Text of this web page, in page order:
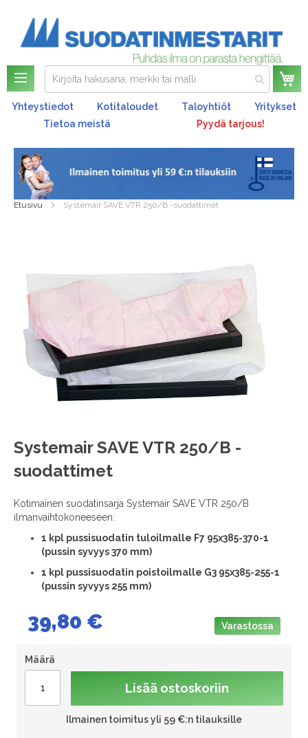
Yhteystiedot Kotitaloudet Taloyhtiöt
Yritykset
Tietoa meistä
Pyydä tarjous!
Etusivu Systemair SAVE VTR 250/B -suodattimet
Systemair SAVE VTR 250/B -
suodattimet
Kotimainen suodatinsarja Systemair SAVE VTR 250/B
ilmanvaihtokoneeseen:
1 kpl pussisuodatin tuloilmalle F7 95x385-370-1
(pussin syvyys 370 mm)
1 kpl pussisuodatin poistoilmalle G3 95x385-255-1
(pussin syvyys 255 mm)
39,80 € Varastossa
Määrä
Lisää ostoskoriin
Ilmainen toimitus yli 59 €:n tilauksille
the
images
gallery
Skip
to
the
of
the
gallery